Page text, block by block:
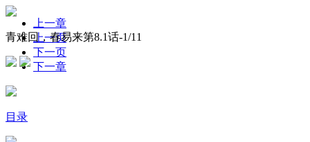
青难回，春易来第8.1话-1/11
上一章
上一页
下一页
下一章
目录